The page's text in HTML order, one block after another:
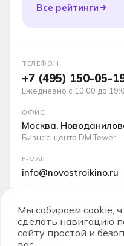
Заказать
Все рейтинги
ТЕЛЕФОН
+7 (495) 150-05-
Ежедневно с 10:00 до
ОФИС
Москва,
Бизнес-центр DM Tower
E-MAIL
info@novostroikino.ru
аудитория
Мы собираем cookie,
сделать навигацию
сайту простой и